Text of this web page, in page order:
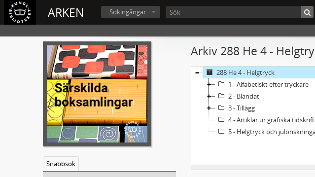
ARKEN Sökingångar
Snabbsök
Arkiv 288 He 4 -
288 He 4 - Helgtryck
1 - Alfabetiskt efter tryckare
2 - Blandat
3 - Tillägg
4 - Artiklar ur grafiska
5 - Helgtryck och